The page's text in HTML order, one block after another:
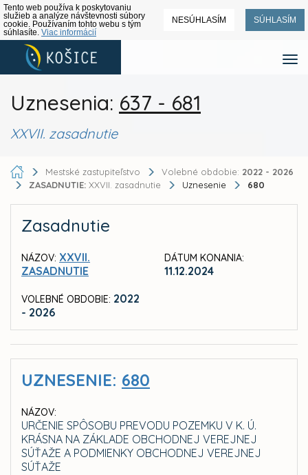
Tento web používa k poskytovaniu
služieb a analýze návštevnosti súbory
cookie. Používaním tohto webu s tým
súhlasíte. Viac informácií
NESÚHLASÍM SÚHLASÍM
Uznesenia: 637 - 681
XXVII. zasadnutie
Mestské zastupiteľstvo Volebné obdobie: 2022 - 2026
ZASADNUTIE: XXVII. zasadnutie Uznesenie 680
Zasadnutie
NÁZOV: XXVII.
ZASADNUTIE
VOLEBNÉ OBDOBIE: 2022
- 2026
DÁTUM KONANIA:
11.12.2024
UZNESENIE: 680
NÁZOV:
URČENIE SPÔSOBU PREVODU POZEMKU V K. Ú.
KRÁSNA NA ZÁKLADE OBCHODNEJ VEREJNEJ
SÚŤAŽE A PODMIENKY OBCHODNEJ VEREJNEJ
SÚŤAŽE